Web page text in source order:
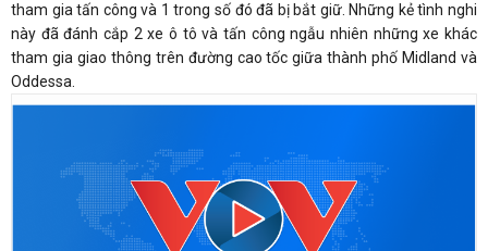
tham gia tấn công và 1 trong số đó đã bị bắt giữ. Những kẻ tình nghi
này đã đánh cắp 2 xe ô tô và tấn công ngẫu nhiên những xe khác
tham gia giao thông trên đường cao tốc giữa thành phố Midland và
Oddessa.